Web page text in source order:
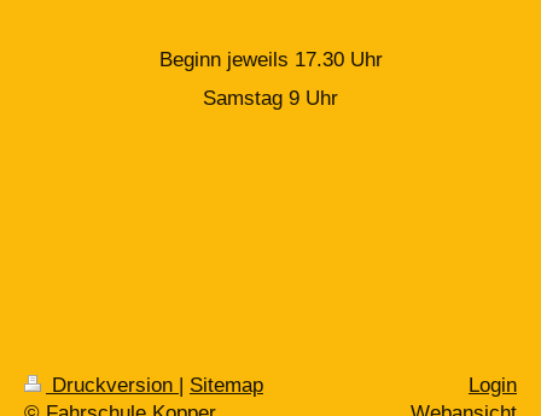
Beginn jeweils 17.30 Uhr
Samstag 9 Uhr
Druckversion | Sitemap
Login